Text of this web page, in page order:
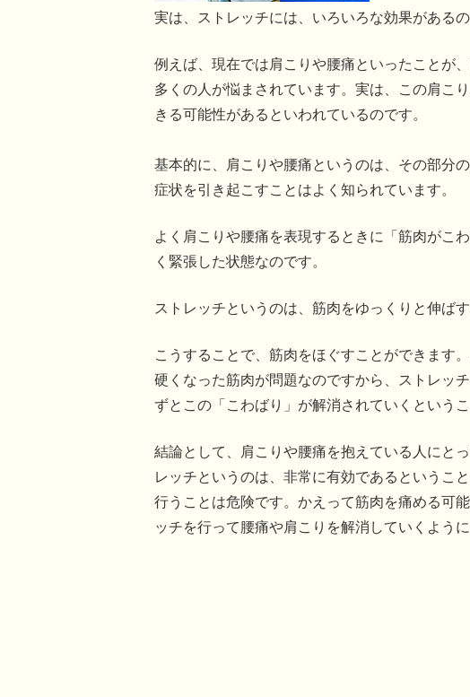
実は、ストレッチには、いろいろな効果があるの
例えば、現在では肩こりや腰痛といったことが
多くの人が悩まされています。実は、この肩こ
きる可能性があるといわれているのです。
基本的に、肩こりや腰痛というのは、その部分
症状を引き起こすことはよく知られています。
よく肩こりや腰痛を表現するときに「筋肉がこ
く緊張した状態なのです。
ストレッチというのは、筋肉をゆっくりと伸ば
こうすることで、筋肉をほぐすことができます
硬くなった筋肉が問題なのですから、ストレッ
ずとこの「こわばり」が解消されていくというこ
結論として、肩こりや腰痛を抱えている人にと
レッチというのは、非常に有効であるというこ
行うことは危険です。かえって筋肉を痛める可
ッチを行って腰痛や肩こりを解消していくように